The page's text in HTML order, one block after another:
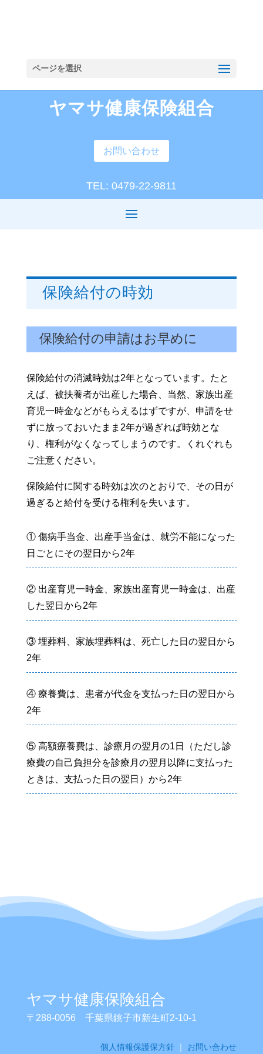
ページを選択
ヤマサ健康保険組合
お問い合わせ
TEL: 0479-22-9811
保険給付の時効
保険給付の申請はお早めに
保険給付の消滅時効は2年となっています。たと
えば、被扶養者が出産した場合、当然、家族出産
育児一時金などがもらえるはずですが、申請をせ
ずに放っておいたまま2年が過ぎれば時効とな
り、権利がなくなってしまうのです。くれぐれも
ご注意ください。
保険給付に関する時効は次のとおりで、その日が
過ぎると給付を受ける権利を失います。
① 傷病手当金、出産手当金は、就労不能になった
日ごとにその翌日から2年
② 出産育児一時金、家族出産育児一時金は、出産
した翌日から2年
③ 埋葬料、家族埋葬料は、死亡した日の翌日から
2年
④ 療養費は、患者が代金を支払った日の翌日から
2年
⑤ 高額療養費は、診療月の翌月の1日（ただし診
療費の自己負担分を診療月の翌月以降に支払った
ときは、支払った日の翌日）から2年
ヤマサ健康保険組合
〒 288-0056 千葉県銚子市新生町2-10-1
個人情報保護保方針 ｜ お問い合わせ